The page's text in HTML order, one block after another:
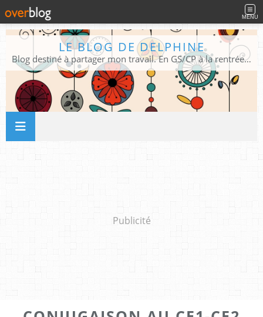
MENU
LE BLOG DE DELPHINE
Blog destiné à partager mon travail. En GS/CP à la rentrée 2026/2027 !
Publicité